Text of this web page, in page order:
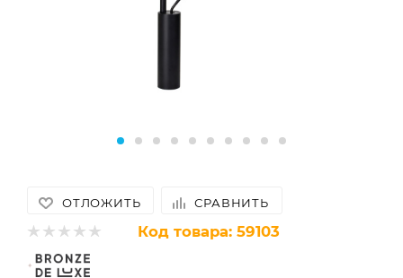
ОТЛОЖИТЬ СРАВНИТЬ
Код товара: 59103